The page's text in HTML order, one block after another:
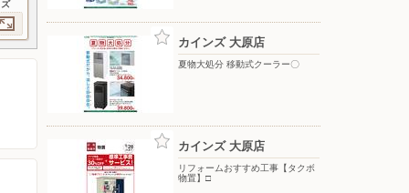
カインズ 大原店
夏物大処分 移動式クーラー〇
カインズ 大原店
リフォームおすすめ工事【タクボ
物置】□